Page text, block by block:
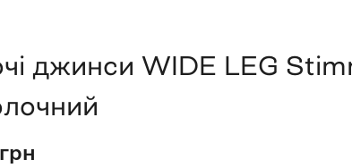
джинси WIDE LEG